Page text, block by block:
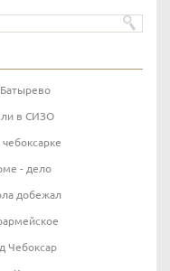
в СИЗО
- дело
добежал
Чебоксар